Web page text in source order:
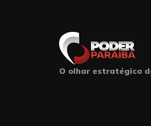
O olhar estratégico